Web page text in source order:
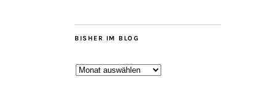
BISHER IM BLOG
Bisher